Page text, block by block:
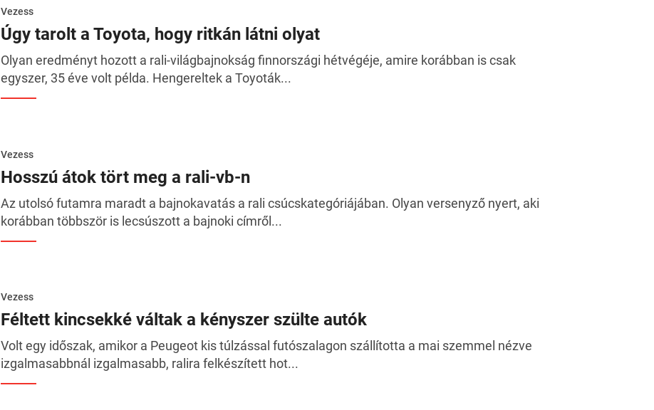
Vezess
Úgy tarolt a Toyota, hogy ritkán látni olyat
Olyan eredményt hozott a rali-világbajnokság finnországi hétvégéje, amire korábban is csak
egyszer, 35 éve volt példa. Hengereltek a Toyoták...
Vezess
Hosszú átok tört meg a rali-vb-n
Az utolsó futamra maradt a bajnokavatás a rali csúcskategóriájában. Olyan versenyző nyert, aki
korábban többször is lecsúszott a bajnoki címről...
Vezess
Féltett kincsekké váltak a kényszer szülte autók
Volt egy időszak, amikor a Peugeot kis túlzással futószalagon szállította a mai szemmel nézve
izgalmasabbnál izgalmasabb, ralira felkészített hot...